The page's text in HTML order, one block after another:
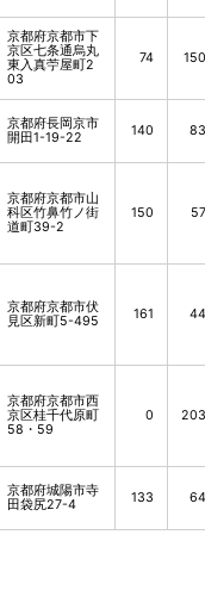
京都府京都市下
京区七条通烏丸
東入真苧屋町2
03
74 150
京都府長岡京市
開田1-19-22
140 83
京都府京都市山
科区竹鼻竹ノ街
道町39-2
150 57
京都府京都市伏
見区新町5-495
161 44
京都府京都市西
京区桂千代原町
58・59
0 203
京都府城陽市寺
田袋尻27-4
133 64